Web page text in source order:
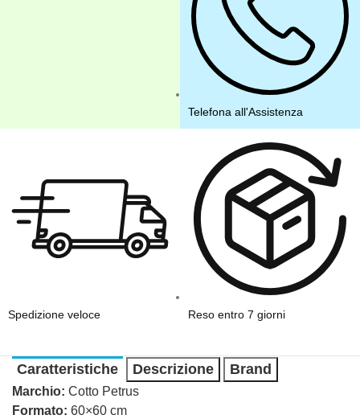
Telefona all'Assistenza
Spedizione veloce Reso entro 7 giorni
Caratteristiche Descrizione Brand
Marchio: Cotto Petrus
Formato: 60×60 cm